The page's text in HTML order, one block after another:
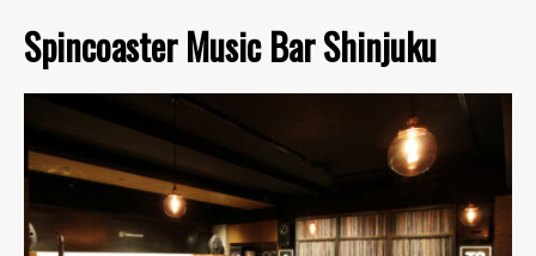
Spincoaster Music Bar Shinjuku